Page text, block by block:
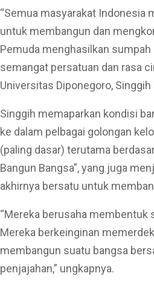
“Semua masyarakat Indonesia
untuk membangun dan
Pemuda menghasilkan
semangat persatuan dan rasa
Universitas Diponegoro,
Singgih memaparkan kondisi
ke dalam pelbagai golongan
(paling dasar) terutama
Bangun Bangsa”, yang juga
akhirnya bersatu untuk
“Mereka berusaha membentuk
Mereka berkeinginan
membangun suatu bangsa
penjajahan,” ungkapnya.